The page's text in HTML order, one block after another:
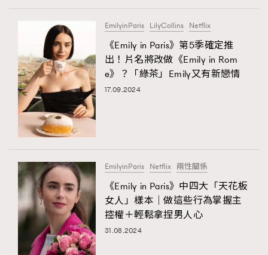
WatchesWonder&Beyond
WatchesWonder&Beyond
向ChanelN°5致敬 1
大時代小事情
時裝心理學
煲劇日常 334
玩物壯志 1
情侶談愛情
EmilyinParis LilyCollins Netflix
《Emily in Paris》第5季確定推
出！片名將改做《Emily in Rom
e》？「綠茶」Emily又有新戀情
17.09.2024
EmilyinParis Netflix 兩性關係
《Emily in Paris》中四大「天花板
女人」樣本｜做這些行為掌握主
控權＋輕鬆拿捏男人心
31.08.2024